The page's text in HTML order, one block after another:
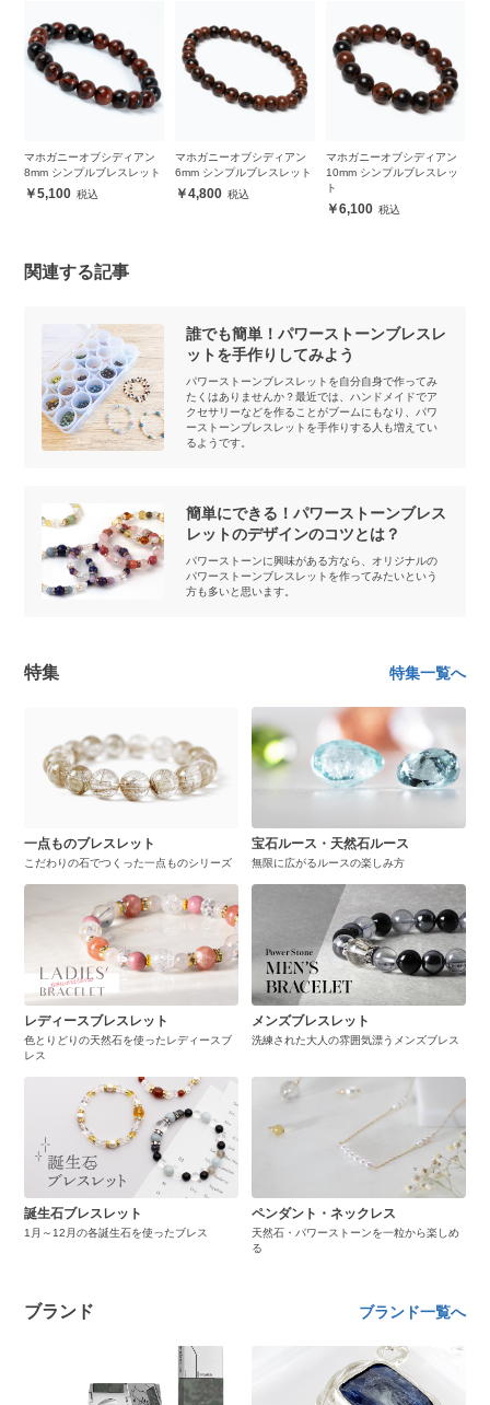
マホガニーオブシディアン
8mm シンプルブレスレット
5,100
マホガニーオブシディアン
6mm シンプルブレスレット
4,800
マホガニーオブシディアン
10mm シンプルブレスレッ
ト
6,100
関連する記事
誰でも簡単！パワーストーンブレスレ
ットを手作りしてみよう
パワーストーンブレスレットを自分自身で作ってみ
たくはありませんか？最近では、ハンドメイドでア
クセサリーなどを作ることがブームにもなり、パワ
ーストーンブレスレットを手作りする人も増えてい
るようです。
簡単にできる！パワーストーンブレス
レットのデザインのコツとは？
パワーストーンに興味がある方なら、オリジナルの
パワーストーンブレスレットを作ってみたいという
方も多いと思います。
特集 特集一覧へ
一点ものブレスレット
こだわりの石でつくった一点ものシリーズ
宝石ルース・天然石ルース
無限に広がるルースの楽しみ方
レディースブレスレット
色とりどりの天然石を使ったレディースブ
レス
メンズブレスレット
洗練された大人の雰囲気漂うメンズブレス
誕生石ブレスレット
1月～12月の各誕生石を使ったブレス
ペンダント・ネックレス
天然石・パワーストーンを一粒から楽しめ
る
ブランド ブランド一覧へ